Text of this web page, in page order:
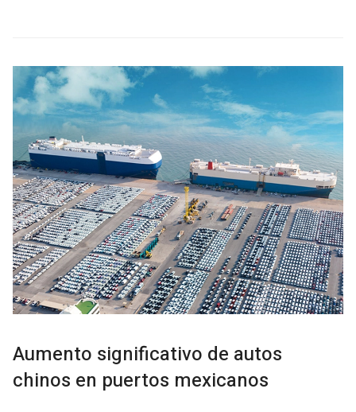
Aumento significativo de autos
chinos en puertos mexicanos